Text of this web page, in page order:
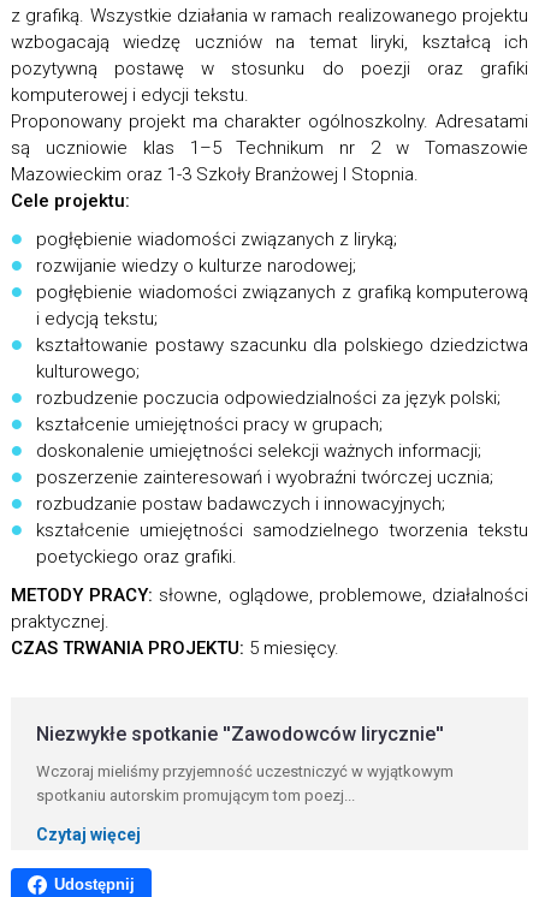
z grafiką. Wszystkie działania w ramach realizowanego projektu
wzbogacają wiedzę uczniów na temat liryki, kształcą ich
pozytywną postawę w stosunku do poezji oraz grafiki
komputerowej i edycji tekstu.
Proponowany projekt ma charakter ogólnoszkolny. Adresatami
są uczniowie klas 1–5 Technikum nr 2 w Tomaszowie
Mazowieckim oraz 1-3 Szkoły Branżowej I Stopnia.
Cele projektu:
pogłębienie wiadomości związanych z liryką;
rozwijanie wiedzy o kulturze narodowej;
pogłębienie wiadomości związanych z grafiką komputerową
i edycją tekstu;
kształtowanie postawy szacunku dla polskiego dziedzictwa
kulturowego;
rozbudzenie poczucia odpowiedzialności za język polski;
kształcenie umiejętności pracy w grupach;
doskonalenie umiejętności selekcji ważnych informacji;
poszerzenie zainteresowań i wyobraźni twórczej ucznia;
rozbudzanie postaw badawczych i innowacyjnych;
kształcenie umiejętności samodzielnego tworzenia tekstu
poetyckiego oraz grafiki.
METODY PRACY: słowne, oglądowe, problemowe, działalności
praktycznej.
CZAS TRWANIA PROJEKTU: 5 miesięcy.
Niezwykłe spotkanie ''Zawodowców lirycznie''
Wczoraj mieliśmy przyjemność uczestniczyć w wyjątkowym
spotkaniu autorskim promującym tom poezj...
Czytaj więcej
Udostępnij